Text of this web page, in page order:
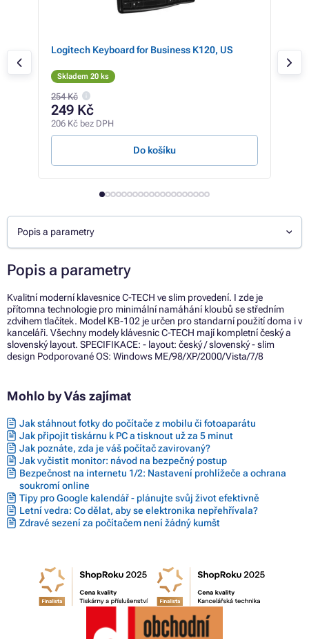
Logitech Keyboard for Business K120, US
Skladem 20 ks
254 Kč
249 Kč
206 Kč bez DPH
Do košíku
Popis a parametry
Popis a parametry
Kvalitní moderní klavesnice C-TECH ve slim provedení. I zde je
přítomna technologie pro minimální namáhání kloubů se středním
zdvihem tlačítek. Model KB-102 je určen pro standarní použití doma i v
kanceláři. Všechny modely klávesnic C-TECH mají kompletní český a
slovenský layout. SPECIFIKACE: - layout: český / slovenský - slim
design Podporované OS: Windows ME/98/XP/2000/Vista/7/8
Mohlo by Vás zajímat
Jak stáhnout fotky do počítače z mobilu či fotoaparátu
Jak připojit tiskárnu k PC a tisknout už za 5 minut
Jak poznáte, zda je váš počítač zavirovaný?
Jak vyčistit monitor: návod na bezpečný postup
Bezpečnost na internetu 1/2: Nastavení prohlížeče a ochrana
soukromí online
Tipy pro Google kalendář - plánujte svůj život efektivně
Letní vedra: Co dělat, aby se elektronika nepřehřívala?
Zdravé sezení za počítačem není žádný kumšt